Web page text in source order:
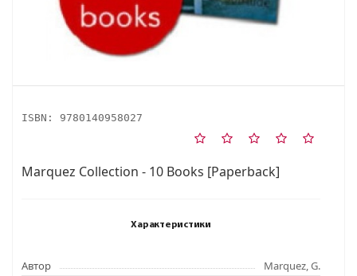
ISBN: 9780140958027
Marquez Collection - 10 Books [Paperback]
Характеристики
Автор
Marquez, G.